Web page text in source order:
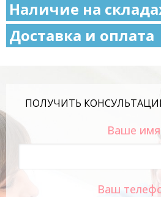
Наличие на
Доставка и оплата
ПОЛУЧИТЬ
Ваше
Ваш